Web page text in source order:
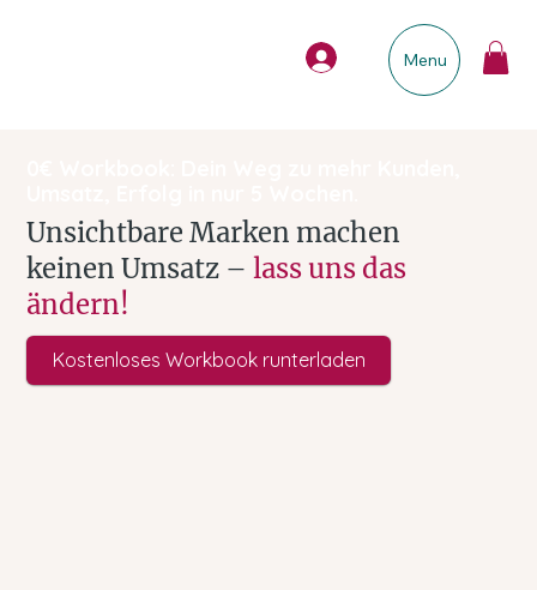
Menu
Unsichtbare Marken machen
keinen Umsatz –lass uns das
ändern!
Kostenloses Workbook runterladen